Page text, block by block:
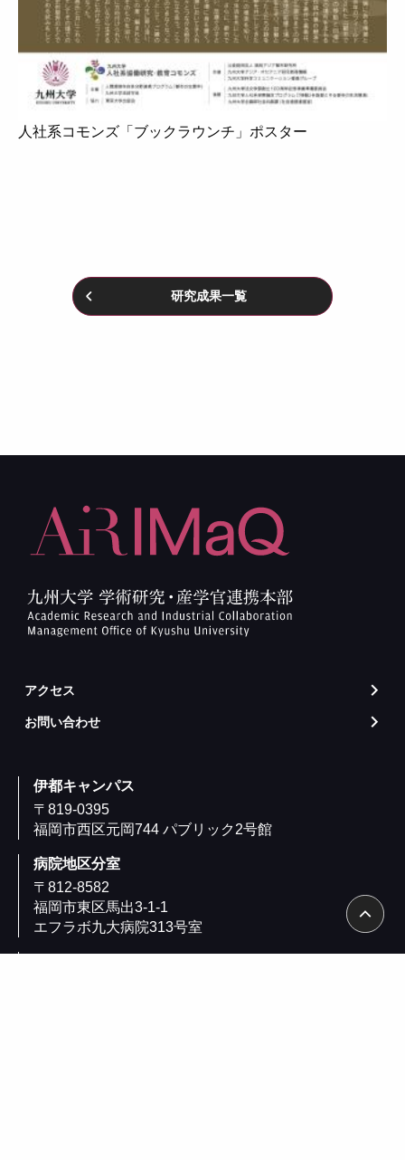
人社系コモンズ「ブックラウンチ」ポスター
研究成果一覧
アクセス arrow_forward_ios
お問い合わせ arrow_forward_ios
伊都キャンパス
〒819-0395
福岡市西区元岡744 パブリック2号館
病院地区分室
〒812-8582
福岡市東区馬出3-1-1
エフラボ九大病院313号室